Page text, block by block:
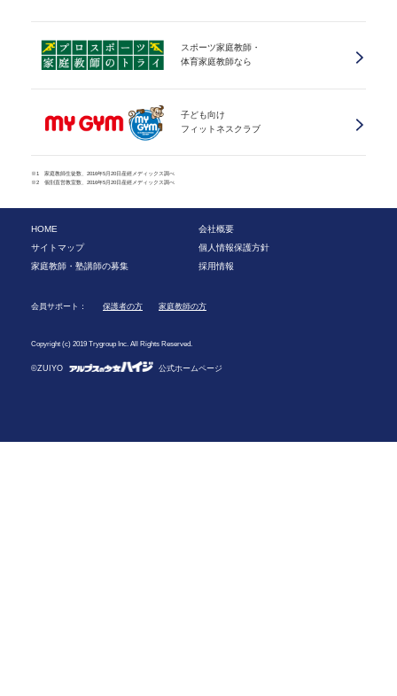
スポーツ家庭教師・
体育家庭教師なら
子ども向け
フィットネスクラブ
※1 家庭教師生徒数、2016年5月20日産經メディックス調べ
※2 個別直営教室数、2016年5月20日産經メディックス調べ
HOME
会社概要
サイトマップ
個人情報保護方針
家庭教師・塾講師の募集
採用情報
会員サポート： 保護者の方 家庭教師の方
Copyright (c) 2019 Trygroup Inc. All Rights Reserved.
©ZUIYO 公式ホームページ